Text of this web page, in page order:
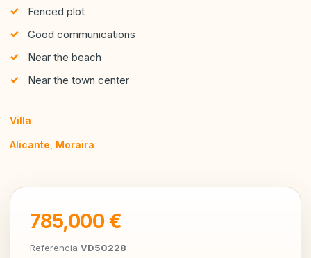
Fenced plot
Good communications
Near the beach
Near the town center
Villa
Alicante Moraira
785,000 €
Referencia VD50228